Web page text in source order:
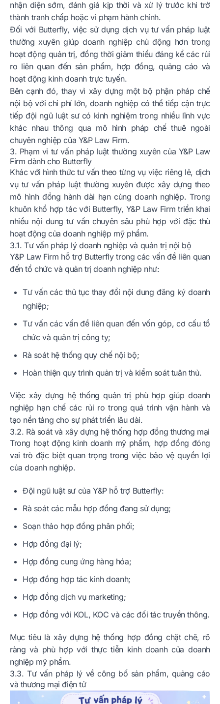
nhận diện sớm, đánh giá kịp thời và xử lý trước khi trở
thành tranh chấp hoặc vi phạm hành chính.
Đối với Butterfly, việc sử dụng dịch vụ tư vấn pháp luật
thường xuyên giúp doanh nghiệp chủ động hơn trong
hoạt động quản trị, đồng thời giảm thiểu đáng kể các rủi
ro liên quan đến sản phẩm, hợp đồng, quảng cáo và
hoạt động kinh doanh trực tuyến.
Bên cạnh đó, thay vì xây dựng một bộ phận pháp chế
nội bộ với chi phí lớn, doanh nghiệp có thể tiếp cận trực
tiếp đội ngũ luật sư có kinh nghiệm trong nhiều lĩnh vực
khác nhau thông qua mô hình pháp chế thuê ngoài
chuyên nghiệp của Y&P Law Firm.
3. Phạm vi tư vấn pháp luật thường xuyên của Y&P Law
Firm dành cho Butterfly
Khác với hình thức tư vấn theo từng vụ việc riêng lẻ, dịch
vụ tư vấn pháp luật thường xuyên được xây dựng theo
mô hình đồng hành dài hạn cùng doanh nghiệp. Trong
khuôn khổ hợp tác với Butterfly, Y&P Law Firm triển khai
nhiều nội dung tư vấn chuyên sâu phù hợp với đặc thù
hoạt động của doanh nghiệp mỹ phẩm.
3.1. Tư vấn pháp lý doanh nghiệp và quản trị nội bộ
Y&P Law Firm hỗ trợ Butterfly trong các vấn đề liên quan
đến tổ chức và quản trị doanh nghiệp như:
Tư vấn các thủ tục thay đổi nội dung đăng ký doanh
nghiệp;
Tư vấn các vấn đề liên quan đến vốn góp, cơ cấu tổ
chức và quản trị công ty;
Rà soát hệ thống quy chế nội bộ;
Hoàn thiện quy trình quản trị và kiểm soát tuân thủ.
Việc xây dựng hệ thống quản trị phù hợp giúp doanh
nghiệp hạn chế các rủi ro trong quá trình vận hành và
tạo nền tảng cho sự phát triển lâu dài.
3.2. Rà soát và xây dựng hệ thống hợp đồng thương mại
Trong hoạt động kinh doanh mỹ phẩm, hợp đồng đóng
vai trò đặc biệt quan trọng trong việc bảo vệ quyền lợi
của doanh nghiệp.
Đội ngũ luật sư của Y&P hỗ trợ Butterfly:
Rà soát các mẫu hợp đồng đang sử dụng;
Soạn thảo hợp đồng phân phối;
Hợp đồng đại lý;
Hợp đồng cung ứng hàng hóa;
Hợp đồng hợp tác kinh doanh;
Hợp đồng dịch vụ marketing;
Hợp đồng với KOL, KOC và các đối tác truyền thông.
Mục tiêu là xây dựng hệ thống hợp đồng chặt chẽ, rõ
ràng và phù hợp với thực tiễn kinh doanh của doanh
nghiệp mỹ phẩm.
3.3. Tư vấn pháp lý về công bố sản phẩm, quảng cáo
và thương mại điện tử